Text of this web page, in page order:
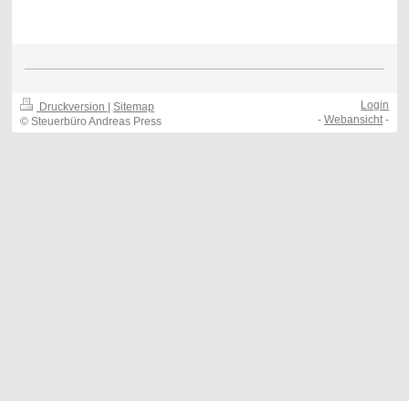
Druckversion | Sitemap
© Steuerbüro Andreas Press
Login
-Webansicht -